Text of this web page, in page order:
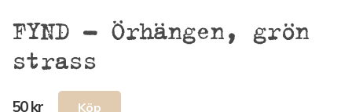
FYND – Örhängen, grön
strass
50 kr